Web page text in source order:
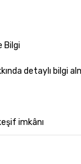
Bilgi
detaylı
imkânı